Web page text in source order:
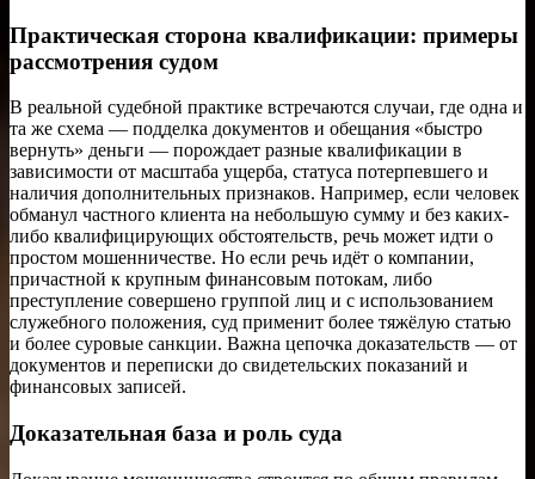
Практическая сторона квалификации: примеры
рассмотрения судом
В реальной судебной практике встречаются случаи, где одна и
та же схема — подделка документов и обещания «быстро
вернуть» деньги — порождает разные квалификации в
зависимости от масштаба ущерба, статуса потерпевшего и
наличия дополнительных признаков. Например, если человек
обманул частного клиента на небольшую сумму и без каких-
либо квалифицирующих обстоятельств, речь может идти о
простом мошенничестве. Но если речь идёт о компании,
причастной к крупным финансовым потокам, либо
преступление совершено группой лиц и с использованием
служебного положения, суд применит более тяжёлую статью
и более суровые санкции. Важна цепочка доказательств — от
документов и переписки до свидетельских показаний и
финансовых записей.
Доказательная база и роль суда